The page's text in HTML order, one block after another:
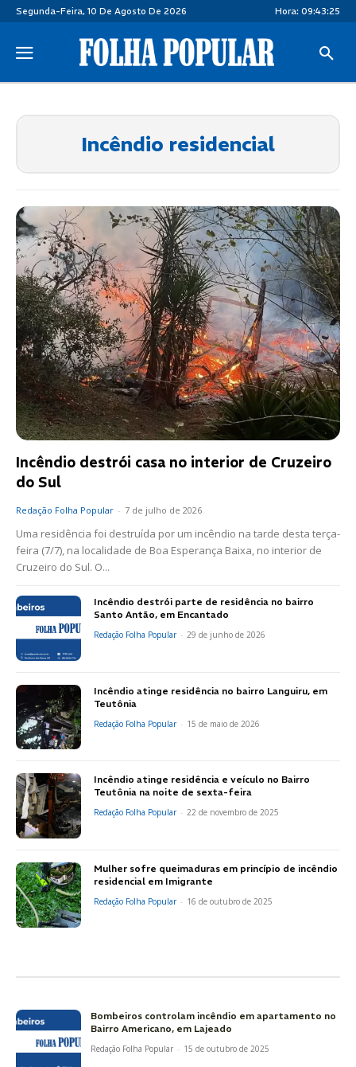
Segunda-Feira, 10 De Agosto De 2026 Hora: 09:43:25
Incêndio residencial
Incêndio destrói casa no interior de Cruzeiro
do Sul
Redação Folha Popular - 7 de julho de 2026
Uma residência foi destruída por um incêndio na tarde desta terça-
feira (7/7), na localidade de Boa Esperança Baixa, no interior de
Cruzeiro do Sul. O...
Incêndio destrói parte de residência no bairro
Santo Antão, em Encantado
Redação Folha Popular - 29 de junho de 2026
Incêndio atinge residência no bairro Languiru, em
Teutônia
Redação Folha Popular - 15 de maio de 2026
Incêndio atinge residência e veículo no Bairro
Teutônia na noite de sexta-feira
Redação Folha Popular - 22 de novembro de 2025
Mulher sofre queimaduras em princípio de incêndio
residencial em Imigrante
Redação Folha Popular - 16 de outubro de 2025
Bombeiros controlam incêndio em apartamento no
Bairro Americano, em Lajeado
Redação Folha Popular - 15 de outubro de 2025